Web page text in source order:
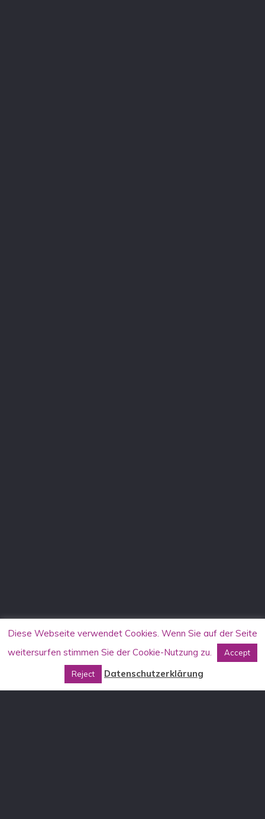
Diese Webseite verwendet Cookies. Wenn Sie auf der Seite
weitersurfen stimmen Sie der Cookie-Nutzung zu.
Accept
Reject Datenschutzerklärung